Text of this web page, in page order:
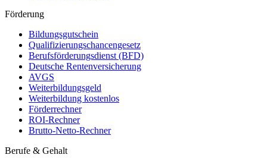
Förderung
Bildungsgutschein
Qualifizierungschancengesetz
Berufsförderungsdienst (BFD)
Deutsche Rentenversicherung
AVGS
Weiterbildungsgeld
Weiterbildung kostenlos
Förderrechner
ROI-Rechner
Brutto-Netto-Rechner
Berufe & Gehalt